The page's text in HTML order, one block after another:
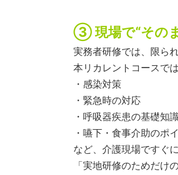
③ 現場で“その
実務者研修では、限ら
本リカレントコースで
・感染対策
・緊急時の対応
・呼吸器疾患の基礎知
・嚥下・食事介助のポ
など、介護現場ですぐ
「実地研修のためだけ